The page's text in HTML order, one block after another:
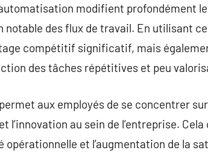
modifient profondément
des flux de travail. En utilisant
compétitif significatif, mais
des tâches répétitives et peu
aux employés de se concentrer
au sein de l’entreprise.
opérationnelle et l’augmentation de la